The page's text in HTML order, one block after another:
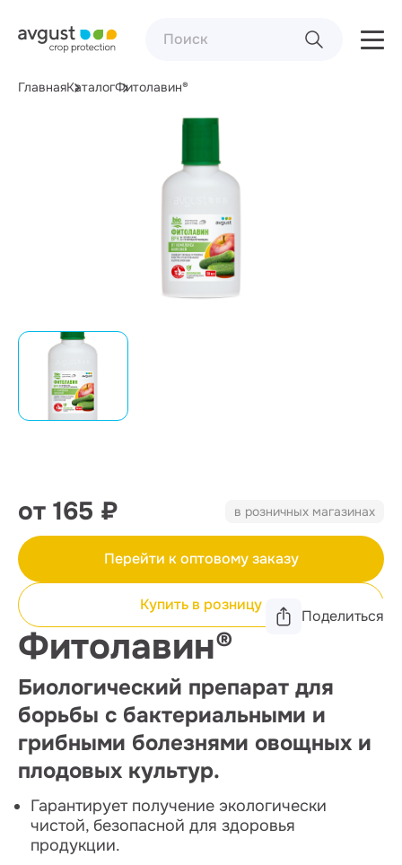
ГлавнаяКаталогФитолавин®
Фасовка:
от 165 ₽ в розничных магазинах
Перейти к оптовому заказу
Купить в розницу
Поделиться
Фитолавин®
Биологический препарат для
борьбы с бактериальными и
грибными болезнями овощных и
плодовых культур.
Гарантирует получение экологически
чистой, безопасной для здоровья
продукции.